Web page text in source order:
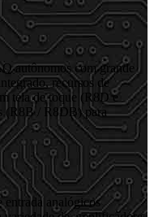
autônomos com grande
recursos de
tela de toque (R8D e
(R8B / R8DB) para
entrada analógicos